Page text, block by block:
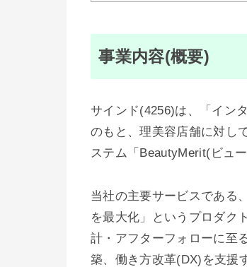
事業内容(概要)
サインド(4256)は、「イン
のもと、理美容店舗に対し
ステム「BeautyMerit(ビュ
当社の主要サービスである
を最大化」というプロダク
計・アフターフォローに至
築、働き方改革(DX)を支援